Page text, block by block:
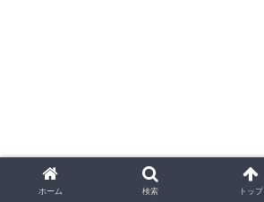
ホーム 検索 トップ